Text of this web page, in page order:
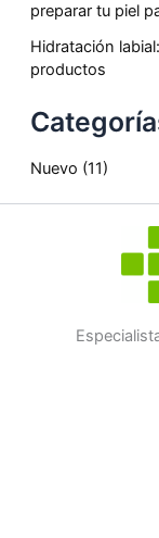
preparar tu piel
Hidratación
productos
Nuevo (11)